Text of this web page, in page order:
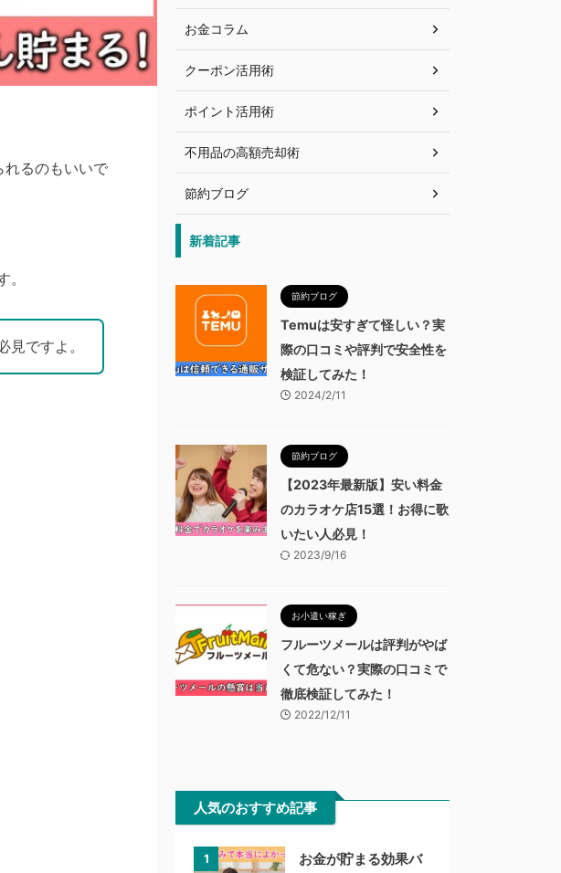
るのもいいで
ですよ。
お金コラム
クーポン活用術
ポイント活用術
不用品の高額売却術
節約ブログ
新着記事
節約ブログ
Temuは安すぎて怪しい？実
際の口コミや評判で安全性を
検証してみた！
2024/2/11
節約ブログ
【2023年最新版】安い料金
のカラオケ店15選！お得に歌
いたい人必見！
2023/9/16
お小遣い稼ぎ
フルーツメールは評判がやば
くて危ない？実際の口コミで
徹底検証してみた！
2022/12/11
人気のおすすめ記事
1
お金が貯まる効果バ